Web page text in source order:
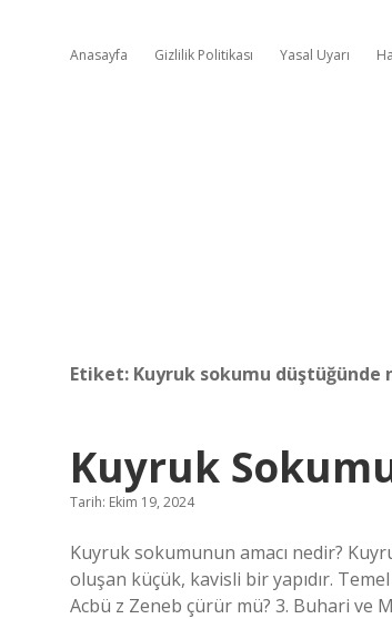
Anasayfa Gizlilik Politikası Yasal Uyarı
Etiket: Kuyruk sokumu düştüğünde
Kuyruk
Tarih: Ekim 19, 2024
Kuyruk sokumunun amacı nedir?
oluşan küçük, kavisli bir yapıdır.
Acbü z Zeneb çürür mü? 3. Buhari ve